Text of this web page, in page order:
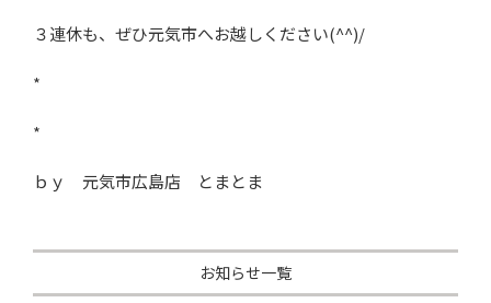
３連休も、ぜひ元気市へお越しください(^^)/
*
*
ｂｙ 元気市広島店 とまとま
お知らせ一覧